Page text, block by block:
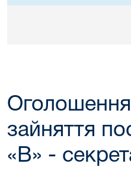
зайняття
«В» -